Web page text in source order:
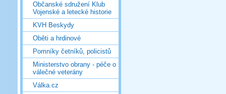
Občanské sdružení Klub
Vojenské a letecké historie
KVH Beskydy
Oběti a hrdinové
Pomníky četníků, policistů
Ministerstvo obrany - péče o
válečné veterány
Válka.cz